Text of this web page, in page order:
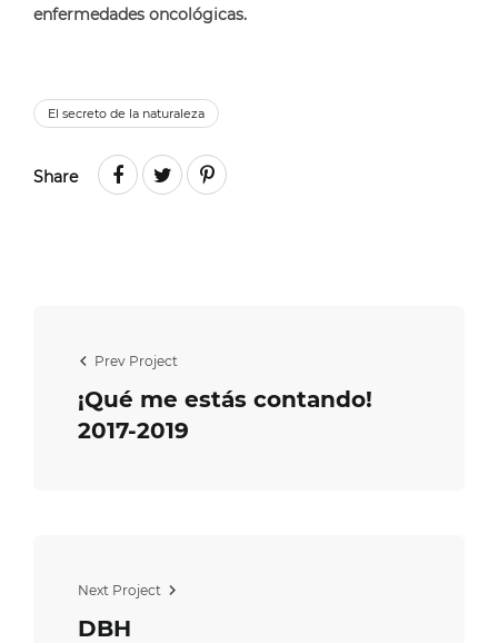
enfermedades oncológicas.
El secreto de la naturaleza
Share
Prev Project
¡Qué me estás contando!
2017-2019
Next Project
DBH